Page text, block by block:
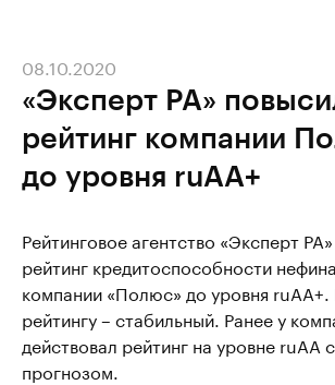
«Эксперт РА»
рейтинг компании
до уровня ruAA+
08.10.2020
Рейтинговое агентство «Эксперт
рейтинг кредитоспособности
компании «Полюс» до уровня
рейтингу – стабильный. Ранее у
действовал рейтинг на уровне ruAA
прогнозом.